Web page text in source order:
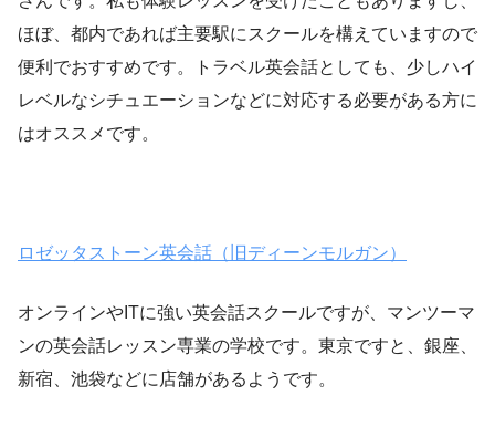
ほぼ、都内であれば主要駅にスクールを構えていますので
便利でおすすめです。トラベル英会話としても、少しハイ
レベルなシチュエーションなどに対応する必要がある方に
はオススメです。
ロゼッタストーン英会話（旧ディーンモルガン）
オンラインやITに強い英会話スクールですが、マンツーマ
ンの英会話レッスン専業の学校です。東京ですと、銀座、
新宿、池袋などに店舗があるようです。